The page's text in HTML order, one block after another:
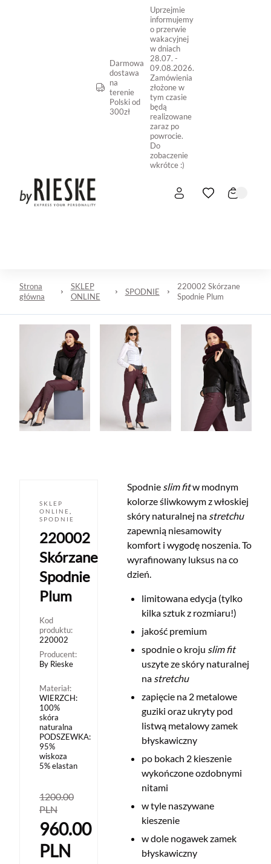
Darmowa
dostawa
na
terenie
Polski od
300zł
Uprzejmie
informujemy
o przerwie
wakacyjnej
w dniach
28.07. -
09.08.2026.
Zamówienia
złożone w
tym czasie
będą
realizowane
zaraz po
powrocie.
Do
zobaczenie
wkrótce :)
Strona
główna
SKLEP
ONLINE
SPODNIE
220002 Skórzane
Spodnie Plum
SKLEP
ONLINE
SPODNIE
220002
Skórzane
Spodnie
Plum
Kod
produktu:
220002
Producent:
By Rieske
Materiał:
WIERZCH:
100%
skóra
naturalna
PODSZEWKA:
95%
wiskoza
5% elastan
1200.00
PLN
960.00
PLN
Spodnie slim fitw modnym
kolorze śliwkowym z włoskiej
skóry naturalnej na stretchu
zapewnią niesamowity
komfort i wygodę noszenia. To
wyrafinowany luksus na co
dzień.
limitowana edycja (tylko
kilka sztuk z rozmiaru!)
jakość premium
spodnie o kroju slim fit
uszyte ze skóry naturalnej
nastretchu
zapięcie na 2 metalowe
guziki oraz ukryty pod
listwą metalowy zamek
błyskawiczny
po bokach 2 kieszenie
wykończone ozdobnymi
nitami
w tyle naszywane
kieszenie
w dole nogawek zamek
błyskawiczny